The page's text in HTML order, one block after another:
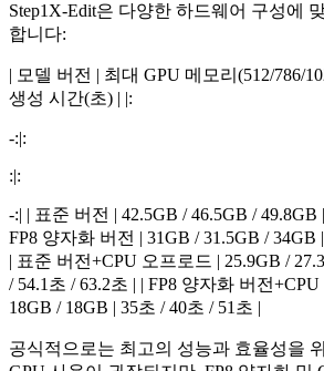
Step1X-Edit은 다양한 하드웨어 구성에
합니다:
| 모델 버전 | 최대 GPU 메모리(512/786/
생성 시간(초) | |:
-:|:
:|:
-:| | 표준 버전 | 42.5GB / 46.5GB / 49.8GB
FP8 양자화 버전 | 31GB / 31.5GB / 34GB
| 표준 버전+CPU 오프로드 | 25.9GB /
/ 54.1초 / 63.2초 | | FP8 양자화 버전
18GB / 18GB | 35초 / 40초 / 51초 |
공식적으로는 최고의 성능과 효율성을